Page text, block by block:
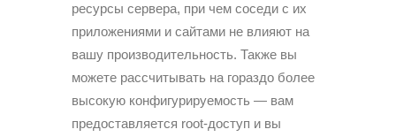
ресурсы сервера, при чем соседи с их
приложениями и сайтами не влияют на
вашу производительность. Также вы
можете рассчитывать на гораздо более
высокую конфигурируемость — вам
предоставляется root-доступ и вы